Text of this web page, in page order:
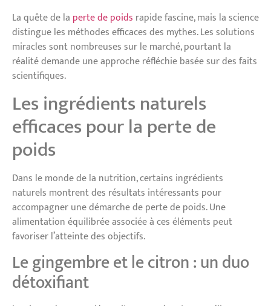
La quête de la perte de poids rapide fascine, mais la science
distingue les méthodes efficaces des mythes. Les solutions
miracles sont nombreuses sur le marché, pourtant la
réalité demande une approche réfléchie basée sur des faits
scientifiques.
Les ingrédients naturels
efficaces pour la perte de
poids
Dans le monde de la nutrition, certains ingrédients
naturels montrent des résultats intéressants pour
accompagner une démarche de perte de poids. Une
alimentation équilibrée associée à ces éléments peut
favoriser l’atteinte des objectifs.
Le gingembre et le citron : un duo
détoxifiant